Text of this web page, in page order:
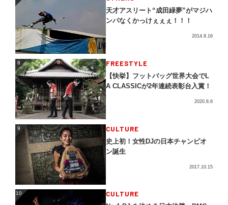
天才アスリート“成田緑夢”がマジハ
ンパなくかっけぇぇぇ！！！
2014.8.16
8 FREESTYLE
【快挙】フットバッグ世界大会でL
A CLASSICが2年連続表彰台入賞！
2020.8.6
9 CULTURE
史上初！女性DJの日本チャンピオ
ン誕生
2017.10.15
10 CULTURE